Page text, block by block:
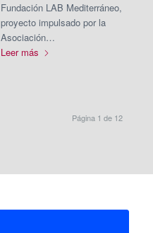
Fundación LAB Mediterráneo,
proyecto impulsado por la
Asociación…
Leer más
Página 1 de 12